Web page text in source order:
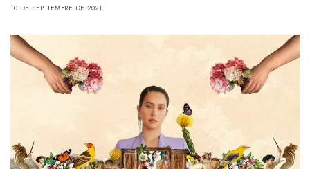
10 DE SEPTIEMBRE DE 2021